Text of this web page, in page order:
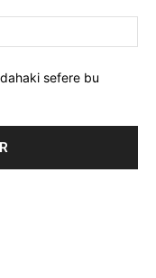
sefere bu